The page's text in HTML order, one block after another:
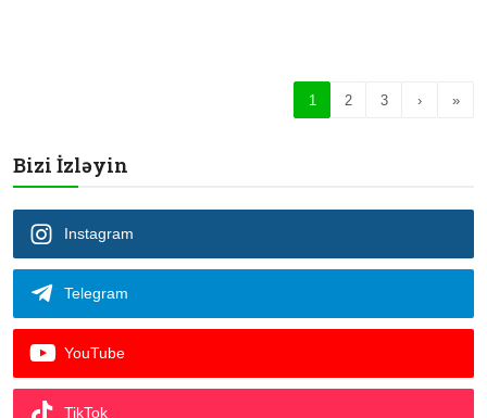
1 2 3 › »
Bizi İzləyin
Instagram
Telegram
YouTube
TikTok